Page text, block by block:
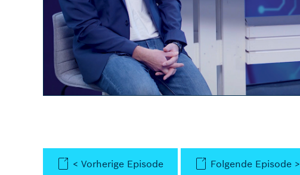
< Vorherige Episode Folgende Episode >